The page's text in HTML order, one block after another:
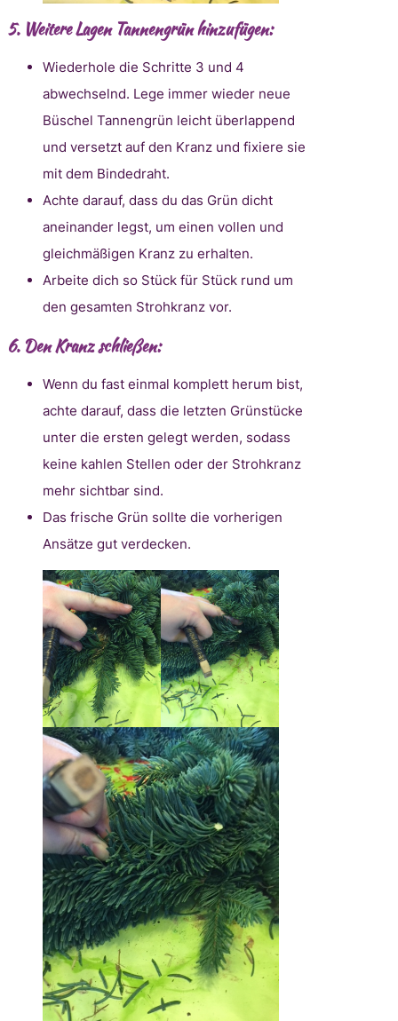
5. Weitere Lagen Tannengrün hinzufügen:
Wiederhole die Schritte 3 und 4
abwechselnd. Lege immer wieder neue
Büschel Tannengrün leicht überlappend
und versetzt auf den Kranz und fixiere sie
mit dem Bindedraht.
Achte darauf, dass du das Grün dicht
aneinander legst, um einen vollen und
gleichmäßigen Kranz zu erhalten.
Arbeite dich so Stück für Stück rund um
den gesamten Strohkranz vor.
6. Den Kranz schließen:
Wenn du fast einmal komplett herum bist,
achte darauf, dass die letzten Grünstücke
unter die ersten gelegt werden, sodass
keine kahlen Stellen oder der Strohkranz
mehr sichtbar sind.
Das frische Grün sollte die vorherigen
Ansätze gut verdecken.